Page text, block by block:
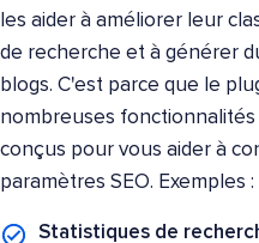
les aider à améliorer leur
de recherche et à générer
blogs. C'est parce que le
nombreuses
conçus pour vous aider à
paramètres SEO. Exemples :
Statistiques de